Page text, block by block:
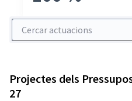
Cercar actuacions
Projectes dels
27